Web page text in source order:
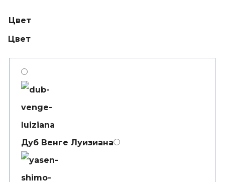
Цвет
Цвет
Дуб Венге Луизиана